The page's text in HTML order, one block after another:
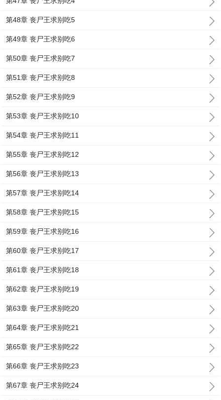
第48章 丧尸王求别吃5
第49章 丧尸王求别吃6
第50章 丧尸王求别吃7
第51章 丧尸王求别吃8
第52章 丧尸王求别吃9
第53章 丧尸王求别吃10
第54章 丧尸王求别吃11
第55章 丧尸王求别吃12
第56章 丧尸王求别吃13
第57章 丧尸王求别吃14
第58章 丧尸王求别吃15
第59章 丧尸王求别吃16
第60章 丧尸王求别吃17
第61章 丧尸王求别吃18
第62章 丧尸王求别吃19
第63章 丧尸王求别吃20
第64章 丧尸王求别吃21
第65章 丧尸王求别吃22
第66章 丧尸王求别吃23
第67章 丧尸王求别吃24